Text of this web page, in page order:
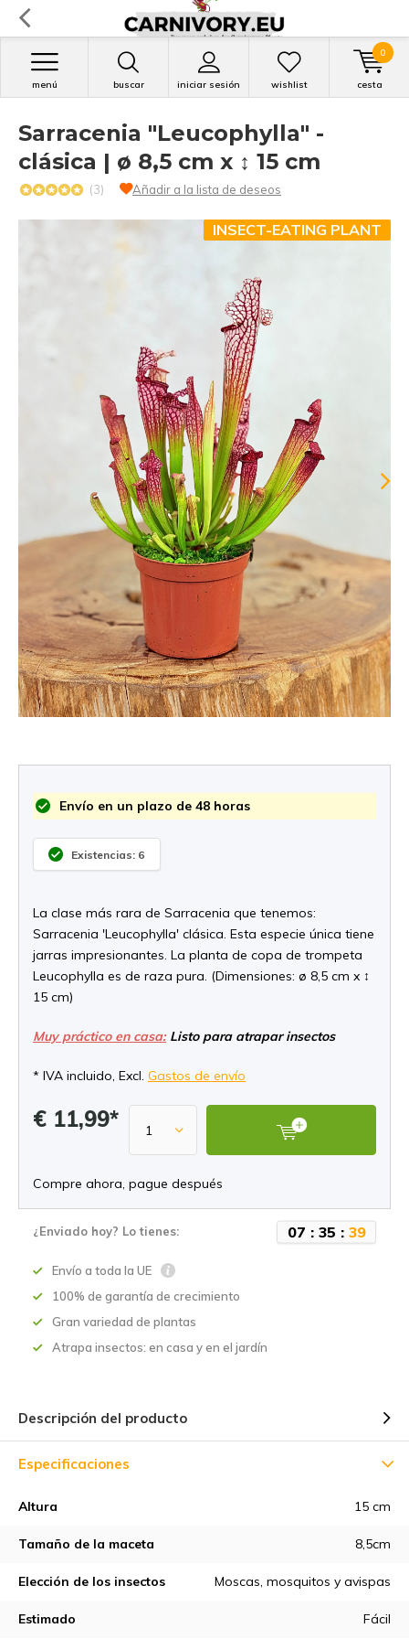
buscar iniciar sesión
menú wishlist cesta
0
Sarracenia "Leucophylla" -
clásica | ø 8,5 cm x ↕ 15 cm
(3) Añadir a la lista de deseos
INSECT-EATING PLANT
Envío en un plazo de 48 horas
Existencias: 6
La clase más rara de Sarracenia que tenemos:
Sarracenia 'Leucophylla' clásica. Esta especie única tiene
jarras impresionantes. La planta de copa de trompeta
Leucophylla es de raza pura. (Dimensiones: ø 8,5 cm x ↕
15 cm)
Muy práctico en casa:Listo para atrapar insectos
* IVA incluido, Excl. Gastos de envío
€ 11,99*
Compre ahora, pague después
¿Enviado hoy? Lo tienes: 07 : 35 : 38
Envío a toda la UE
100% de garantía de crecimiento
Gran variedad de plantas
Atrapa insectos: en casa y en el jardín
Descripción del producto
Especificaciones
Altura 15 cm
Tamaño de la maceta 8,5cm
Elección de los insectos Moscas, mosquitos y avispas
Estimado Fácil